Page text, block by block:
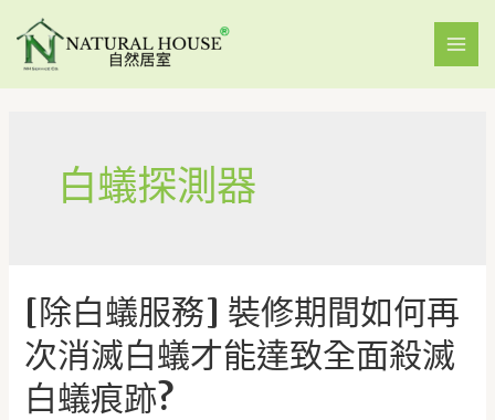
白蟻探測器
[除白蟻服務] 裝修期間如何再
次消滅白蟻才能達致全面殺滅
白蟻痕跡?